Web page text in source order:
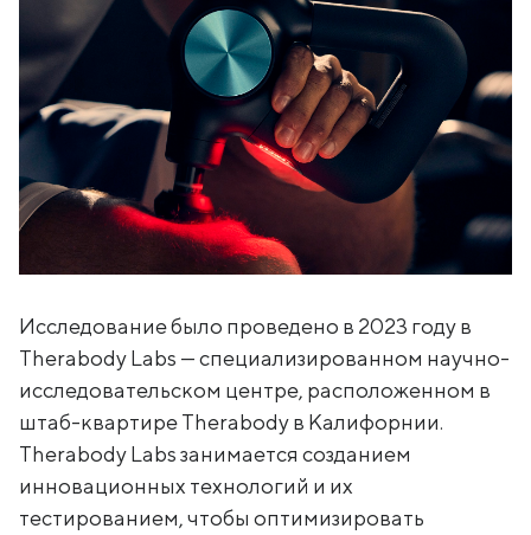
Исследование было проведено в 2023 году в
Therabody Labs — специализированном научно-
исследовательском центре, расположенном в
штаб-квартире Therabody в Калифорнии.
Therabody Labs занимается созданием
инновационных технологий и их
тестированием, чтобы оптимизировать